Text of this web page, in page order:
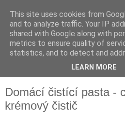
Domácí čistící pasta -
krémový čistič
This site uses cookies from
and to analyze traffic. Your IP
shared with Google along with
metrics to ensure quality of
statistics, and to detect and
LEARN MORE